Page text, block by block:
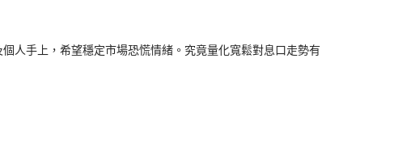
人手上，希望穩定市場恐慌情緒。究竟量化寬鬆對息口走勢有